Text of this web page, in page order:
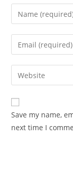
Enter
your
name
comment
Enter
your
email
address
comment
Enter
your
website
URL
(optional)
Save my name,
next time I